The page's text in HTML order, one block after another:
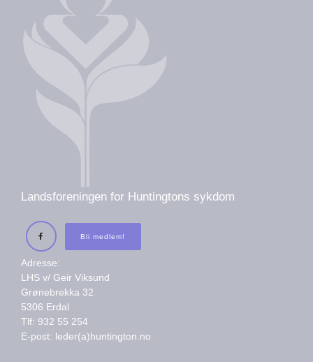
Landsforeningen for Huntingtons sykdom
Bli medlem!
Adresse:
LHS v/ Geir Viksund
Grønebrekka 32
5306 Erdal
Tlf: 932 55 254
E-post: leder(a)huntington.no